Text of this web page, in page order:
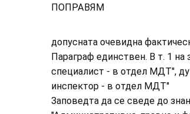
ПОПРАВЯМ
допусната очевидна
Параграф единствен. В т. 1
специалист - в отдел МДТ",
инспектор - в отдел МДТ"
Заповедта да се сведе до